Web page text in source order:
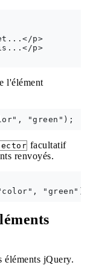
p>
p>
l'élément
facultatif
renvoyés.
éléments jQuery.